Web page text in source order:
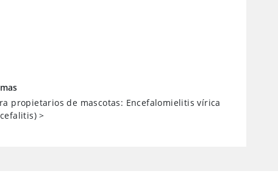
propietarios de mascotas: Encefalomielitis vírica
>